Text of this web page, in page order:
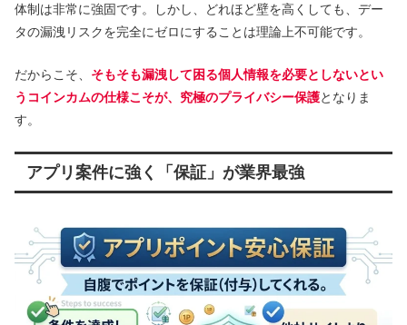
体制は非常に強固です。しかし、どれほど壁を高くしても、デー
タの漏洩リスクを完全にゼロにすることは理論上不可能です。
だからこそ、 そもそも漏洩して困る個人情報を必要としないとい
うコインカムの仕様こそが、究極のプライバシー保護となりま
す。
アプリ案件に強く「保証」が業界最強